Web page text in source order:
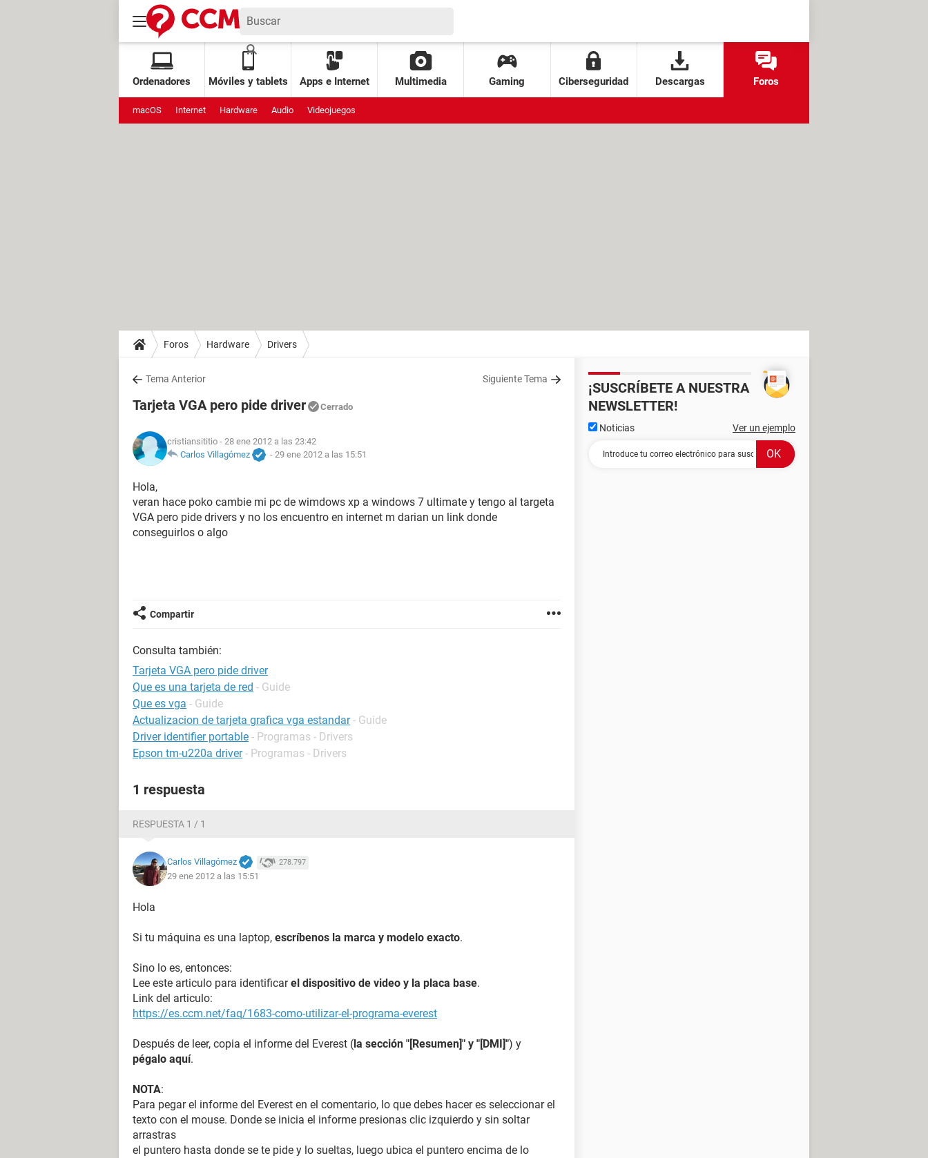
Ordenadores Móviles y tablets Apps e Internet Multimedia Gaming Ciberseguridad Descargas Foros
macOS Internet Hardware Audio Videojuegos
Foros Hardware Drivers
Tema Anterior Siguiente Tema
Tarjeta VGA pero pide driver Cerrado
cristiansititio - 28 ene 2012 a las 23:42
Carlos Villagómez
- 29 ene 2012 a las 15:51
Hola,
veran hace poko cambie mi pc de wimdows xp a windows 7 ultimate y tengo al targeta
VGA pero pide drivers y no los encuentro en internet m darian un link donde
conseguirlos o algo
Compartir
Consulta también:
Tarjeta VGA pero pide driver
Que es una tarjeta de red - Guide
Que es vga - Guide
Actualizacion de tarjeta grafica vga estandar - Guide
Driver identifier portable - Programas - Drivers
Epson tm-u220a driver - Programas - Drivers
1 respuesta
RESPUESTA 1 / 1
Carlos Villagómez 278.797
29 ene 2012 a las 15:51
Hola
Si tu máquina es una laptop, escríbenos la marca y modelo exacto.
Sino lo es, entonces:
Lee este articulo para identificarel dispositivo de video y la placa base.
Link del articulo:
https://es.ccm.net/faq/1683-como-utilizar-el-programa-everest
Después de leer, copia el informe del Everest (la sección "[Resumen]" y "[DMI]") y
pégalo aquí.
NOTA:
Para pegar el informe del Everest en el comentario, lo que debes hacer es seleccionar el
texto con el mouse. Donde se inicia el informe presionas clic izquierdo y sin soltar
arrastras
el puntero hasta donde se te pide y lo sueltas, luego ubica el puntero encima de lo
¡SUSCRÍBETE A NUESTRA
NEWSLETTER!
Noticias Ver un ejemplo